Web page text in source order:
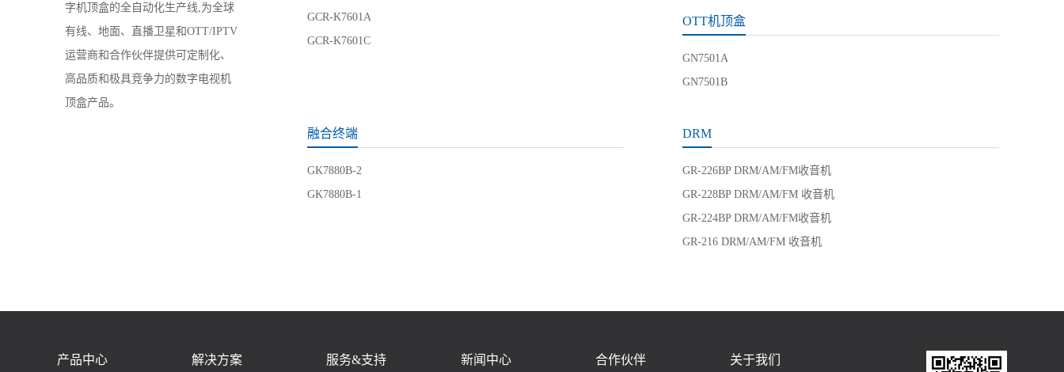
字机顶盒的全自动化生产线,为全球
有线、地面、直播卫星和OTT/IPTV
运营商和合作伙伴提供可定制化、
高品质和极具竞争力的数字电视机
顶盒产品。
GCR-K7601A
GCR-K7601C
OTT机顶盒
GN7501A
GN7501B
融合终端
GK7880B-2
GK7880B-1
DRM
GR-226BP DRM/AM/FM收音机
GR-228BP DRM/AM/FM 收音机
GR-224BP DRM/AM/FM收音机
GR-216 DRM/AM/FM 收音机
产品中心 解决方案 服务&支持 新闻中心 合作伙伴 关于我们